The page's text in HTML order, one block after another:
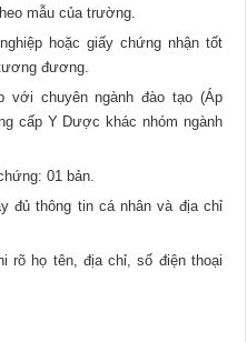
mẫu của trường.
hoặc giấy chứng nhận tốt
đương.
với chuyên ngành đào tạo (Áp
cấp Y Dược khác nhóm ngành
01 bản.
đủ thông tin cá nhân và địa chỉ
rõ họ tên, địa chỉ, số điện thoại